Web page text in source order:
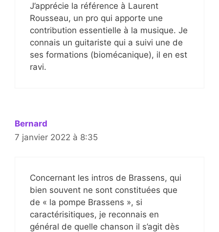
J’apprécie la référence à Laurent
Rousseau, un pro qui apporte une
contribution essentielle à la musique. Je
connais un guitariste qui a suivi une de
ses formations (biomécanique), il en est
ravi.
Bernard
7 janvier 2022 à 8:35
Concernant les intros de Brassens, qui
bien souvent ne sont constituées que
de « la pompe Brassens », si
caractérisitiques, je reconnais en
général de quelle chanson il s’agit dès